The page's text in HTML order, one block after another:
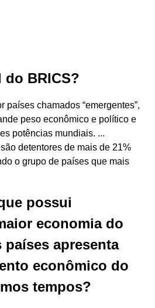
do BRICS?
países chamados “emergentes”,
peso econômico e político e
potências mundiais. ...
detentores de mais de 21%
o grupo de países que mais
possui
economia do
apresenta
econômico do
tempos?